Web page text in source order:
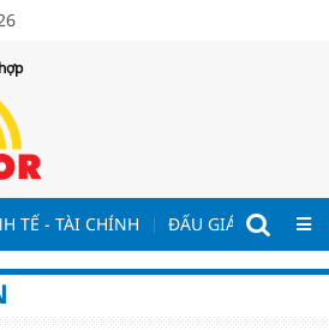
TẾ - TÀI CHÍNH ĐẤU GIÁ - ĐẤU